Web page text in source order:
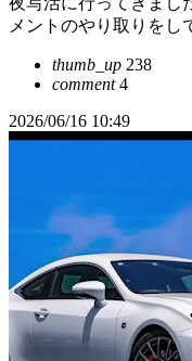
メントのやり取りをし
thumb_up 238
comment4
2026/06/16 10:49